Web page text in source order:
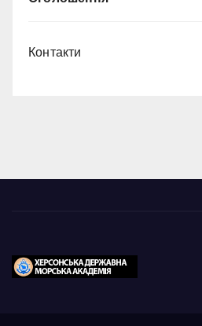
Контакти